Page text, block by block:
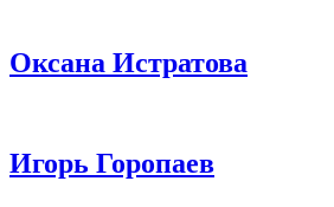
Оксана Истратова
Игорь Горопаев